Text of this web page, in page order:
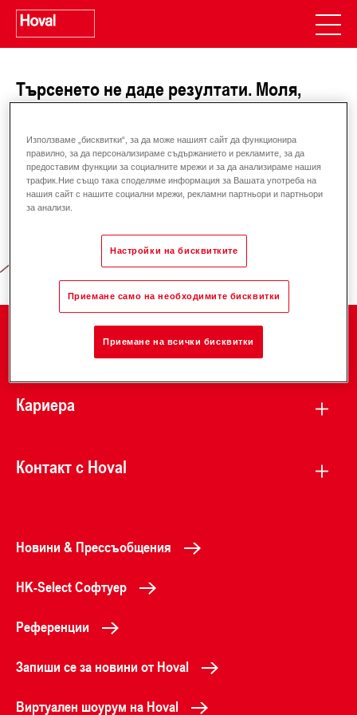
Търсенето не даде резултати. Моля,
Отговорност за енергията и
Кариера
Контакт с Hoval
Новини & Прессъобщения
HK-Select Софтуер
Референции
Запиши се за новини от Hoval
Виртуален шоурум на Hoval
Използваме „бисквитки“, за да може нашият сайт да функционира
правилно, за да персонализираме съдържанието и рекламите, за да
предоставим функции за социалните мрежи и за да анализираме нашия
трафик.Ние също така споделяме информация за Вашата употреба на
нашия сайт с нашите социални мрежи, рекламни партньори и партньори
за анализи.
Настройки на бисквитките
Приемане само на необходимите бисквитки
Приемане на всички бисквитки